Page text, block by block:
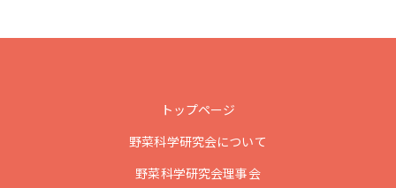
トップページ
野菜科学研究会について
野菜科学研究会理事会